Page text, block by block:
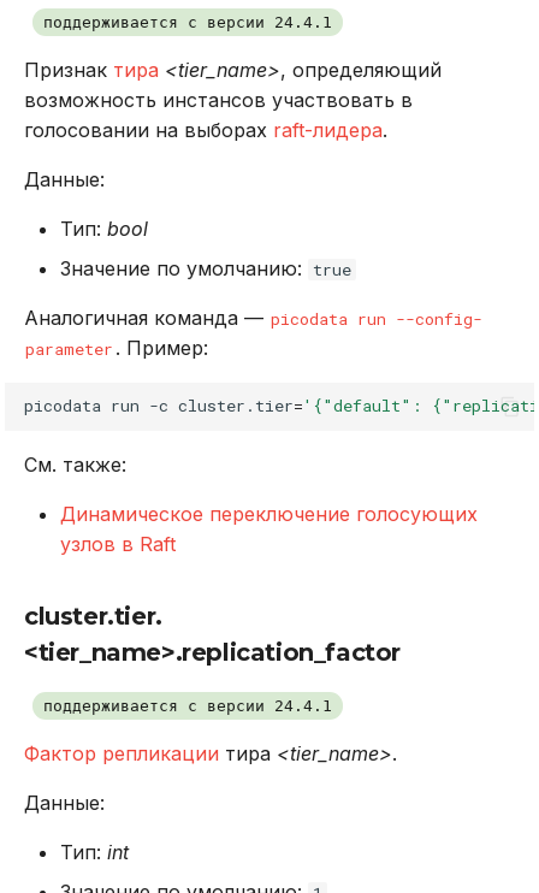
поддерживается с версии 24.4.1
Признак тира <tier_name>, определяющий
возможность инстансов участвовать в
голосовании на выборах raft-лидера.
Данные:
Тип: bool
Значение по умолчанию:
true
Аналогичная команда — picodata run --config-
parameter . Пример:
picodata run -c cluster.tier='{"default":
См. также:
Динамическое переключение голосующих
узлов в Raft
cluster.tier.
<tier_name>.replication_factor
поддерживается с версии 24.4.1
Фактор репликации тира <tier_name>.
Данные:
Тип: int